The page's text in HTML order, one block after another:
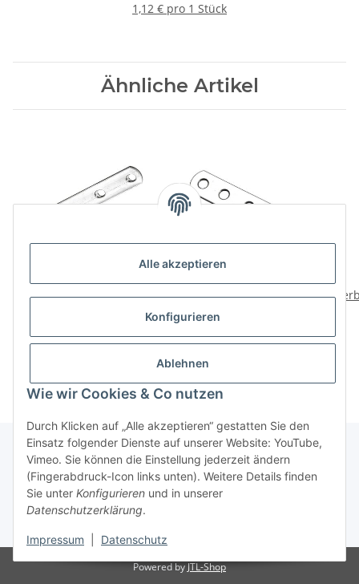
Alle akzeptieren
Konfigurieren
Ablehnen
Wie wir Cookies & Co nutzen
Durch Klicken auf „Alle akzeptieren“ gestatten Sie den
Einsatz folgender Dienste auf unserer Website: YouTube,
Vimeo. Sie können die Einstellung jederzeit ändern
(Fingerabdruck-Icon links unten). Weitere Details finden
Sie unter Konfigurieren und in unserer
Datenschutzerklärung.
Impressum Datenschutz
1,12 € pro 1 Stück
Ähnliche Artikel
Verbindungsblech, 100 x
Verbindungsblech 60 x
15mm Edelstahl
1,49 €
Über uns
Powered byJTL-Shop